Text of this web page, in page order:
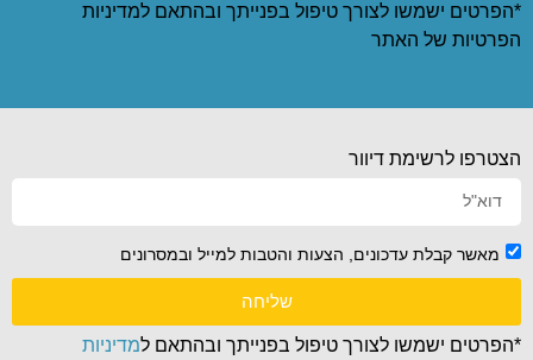
*הפרטים ישמשו לצורך טיפול בפנייתך ובהתאם למדיניות
הפרטיות של האתר
הצטרפו לרשימת דיוור
מאשר קבלת עדכונים, הצעות והטבות למייל ובמסרונים
שליחה
*הפרטים ישמשו לצורך טיפול בפנייתך ובהתאם למדיניות